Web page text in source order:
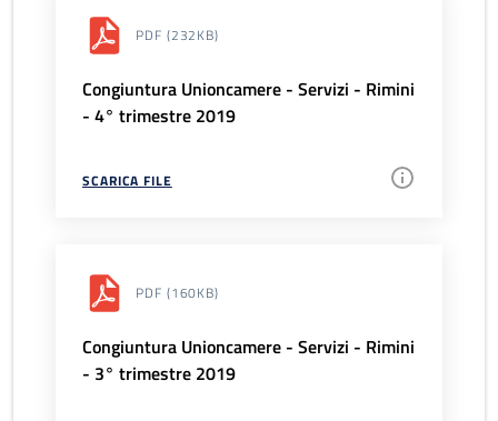
PDF (232KB)
Congiuntura Unioncamere - Servizi - Rimini
- 4° trimestre 2019
SCARICA FILE
PDF (160KB)
Congiuntura Unioncamere - Servizi - Rimini
- 3° trimestre 2019